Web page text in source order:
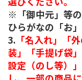
※「御中元」等
ひらがなの「お
3. 「名入れ」「
装」「手提げ袋
設定（のし等）